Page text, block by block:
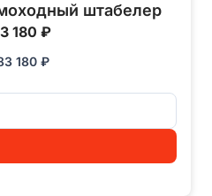
штабелер
180 ₽
180 ₽